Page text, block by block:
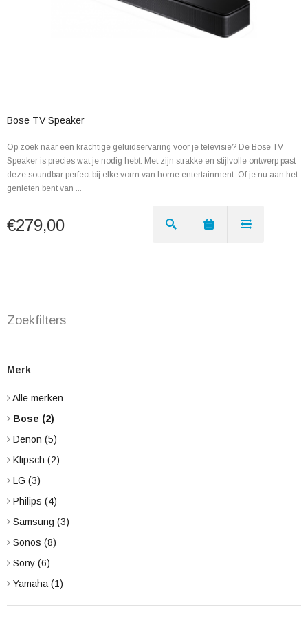
Bose TV Speaker
Op zoek naar een krachtige geluidservaring voor je televisie? De Bose TV
Speaker is precies wat je nodig hebt. Met zijn strakke en stijlvolle ontwerp past
deze soundbar perfect bij elke vorm van home entertainment. Of je nu aan het
genieten bent van ...
€279,00
Zoekfilters
Merk
Alle merken
Bose (2)
Denon (5)
Klipsch (2)
LG (3)
Philips (4)
Samsung (3)
Sonos (8)
Sony (6)
Yamaha (1)